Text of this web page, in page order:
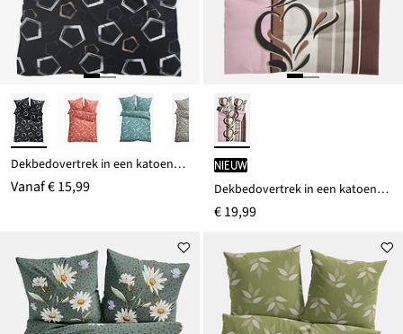
Dekbedovertrek in een katoenmix
Vanaf€ 15,99
Nieuw
Dekbedovertrek in een katoenmix
€ 19,99